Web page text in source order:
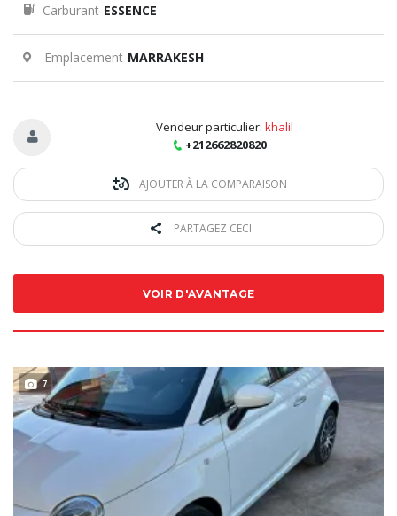
Carburant ESSENCE
Emplacement MARRAKESH
Vendeur particulier: khalil
+212662820820
AJOUTER À LA COMPARAISON
PARTAGEZ CECI
VOIR D'AVANTAGE
7 VENDU